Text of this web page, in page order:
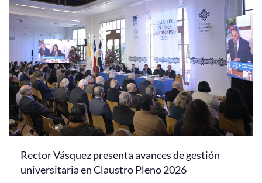
Rector Vásquez presenta avances de gestión
universitaria en Claustro Pleno 2026